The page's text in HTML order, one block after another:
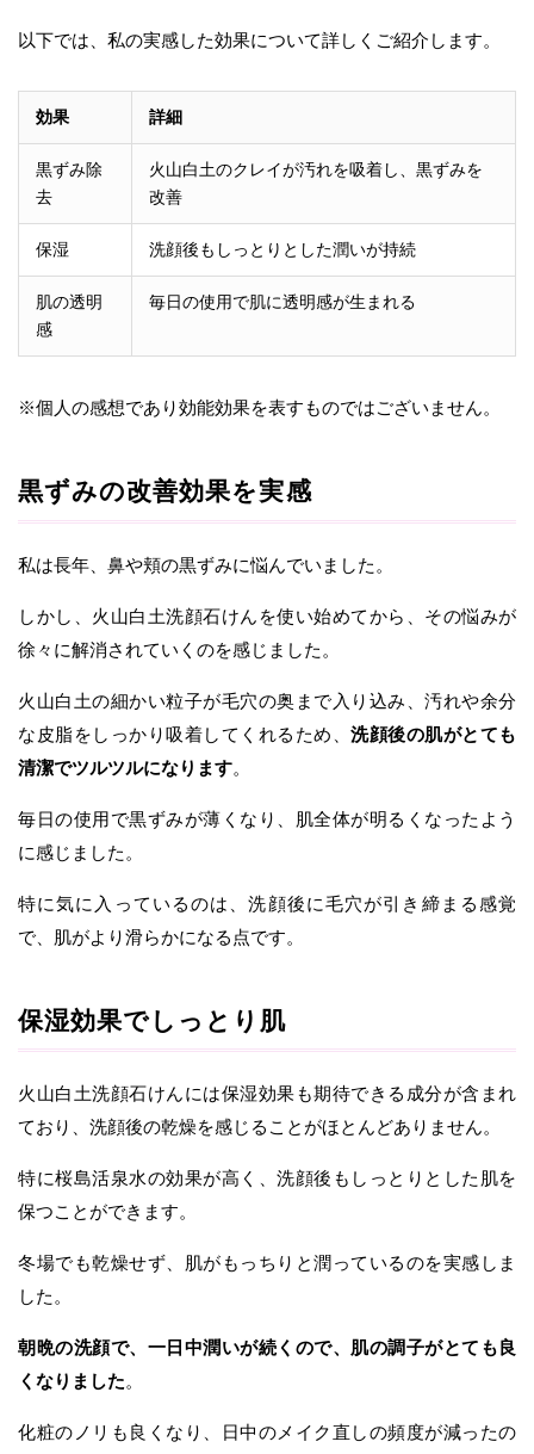
以下では、私の実感した効果について詳しくご紹介します。
効果 詳細
黒ずみ除
去
火山白土のクレイが汚れを吸着し、黒ずみを
改善
保湿 洗顔後もしっとりとした潤いが持続
肌の透明
感
毎日の使用で肌に透明感が生まれる
※個人の感想であり効能効果を表すものではございません。
黒ずみの改善効果を実感
私は長年、鼻や頬の黒ずみに悩んでいました。
しかし、火山白土洗顔石けんを使い始めてから、その悩みが
徐々に解消されていくのを感じました。
火山白土の細かい粒子が毛穴の奥まで入り込み、汚れや余分
な皮脂をしっかり吸着してくれるため、 洗顔後の肌がとても
清潔でツルツルになります。
毎日の使用で黒ずみが薄くなり、肌全体が明るくなったよう
に感じました。
特に気に入っているのは、洗顔後に毛穴が引き締まる感覚
で、肌がより滑らかになる点です。
保湿効果でしっとり肌
火山白土洗顔石けんには保湿効果も期待できる成分が含まれ
ており、洗顔後の乾燥を感じることがほとんどありません。
特に桜島活泉水の効果が高く、洗顔後もしっとりとした肌を
保つことができます。
冬場でも乾燥せず、肌がもっちりと潤っているのを実感しま
した。
朝晩の洗顔で、一日中潤いが続くので、肌の調子がとても良
くなりました。
化粧のノリも良くなり、日中のメイク直しの頻度が減ったの